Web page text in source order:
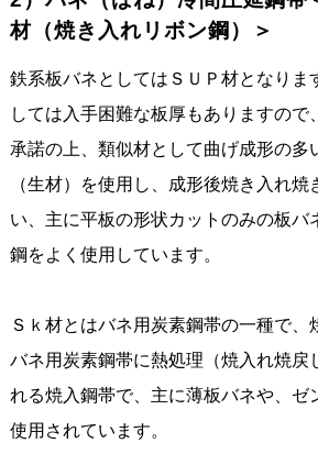
材（焼き入れリボン鋼）＞
鉄系板バネとしてはＳＵＰ材となりま
しては入手困難な板厚もありますので
承諾の上、類似材として曲げ成形の多
（生材）を使用し、成形後焼き入れ
い、主に平板の形状カットのみの板バ
鋼をよく使用しています。
Ｓｋ材とはバネ用炭素鋼帯の一種で、
バネ用炭素鋼帯に熱処理（焼入れ焼戻
れる焼入鋼帯で、主に薄板バネや、ゼ
使用されています。